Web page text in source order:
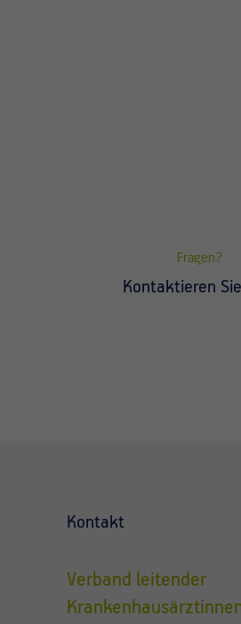
Fragen?
Kontaktieren
Kontakt
Verband leitender